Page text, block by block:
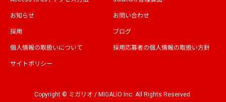
お知らせ お問い合わせ
採用 ブログ
個人情報の取扱いについて 採用応募者の個人情報の取扱い方針
サイトポリシー
Copyright © ミガリオ / MIGALIO Inc. All Rights Reserved.